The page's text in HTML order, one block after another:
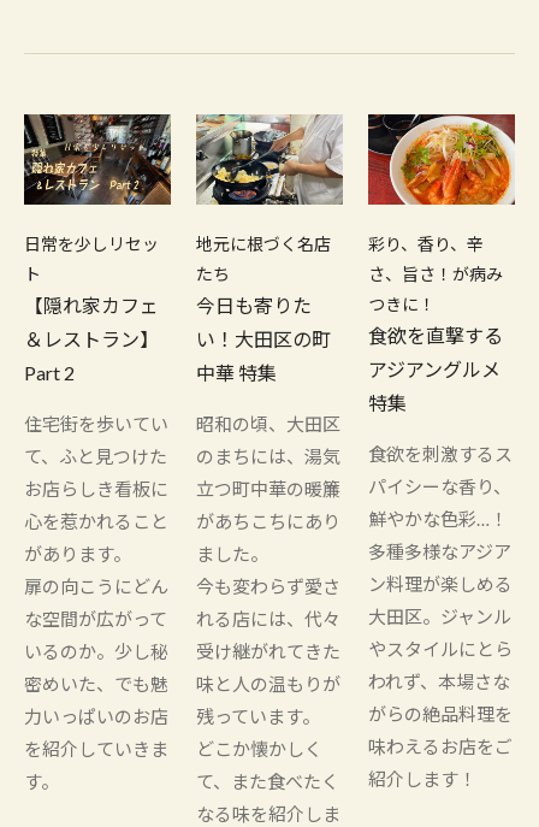
日常を少しリセッ
ト
【隠れ家カフェ
＆レストラン】
Part 2
住宅街を歩いてい
て、ふと見つけた
お店らしき看板に
心を惹かれること
があります。
扉の向こうにどん
な空間が広がって
いるのか。少し秘
密めいた、でも魅
力いっぱいのお店
を紹介していきま
す。
地元に根づく名店
たち
今日も寄りた
い！大田区の町
中華 特集
昭和の頃、大田区
のまちには、湯気
立つ町中華の暖簾
があちこちにあり
ました。
今も変わらず愛さ
れる店には、代々
受け継がれてきた
味と人の温もりが
残っています。
どこか懐かしく
て、また食べたく
なる味を紹介しま
彩り、香り、辛
さ、旨さ！が病み
つきに！
食欲を直撃する
アジアングルメ
特集
食欲を刺激するス
パイシーな香り、
鮮やかな色彩…！
多種多様なアジア
ン料理が楽しめる
大田区。ジャンル
やスタイルにとら
われず、本場さな
がらの絶品料理を
味わえるお店をご
紹介します！